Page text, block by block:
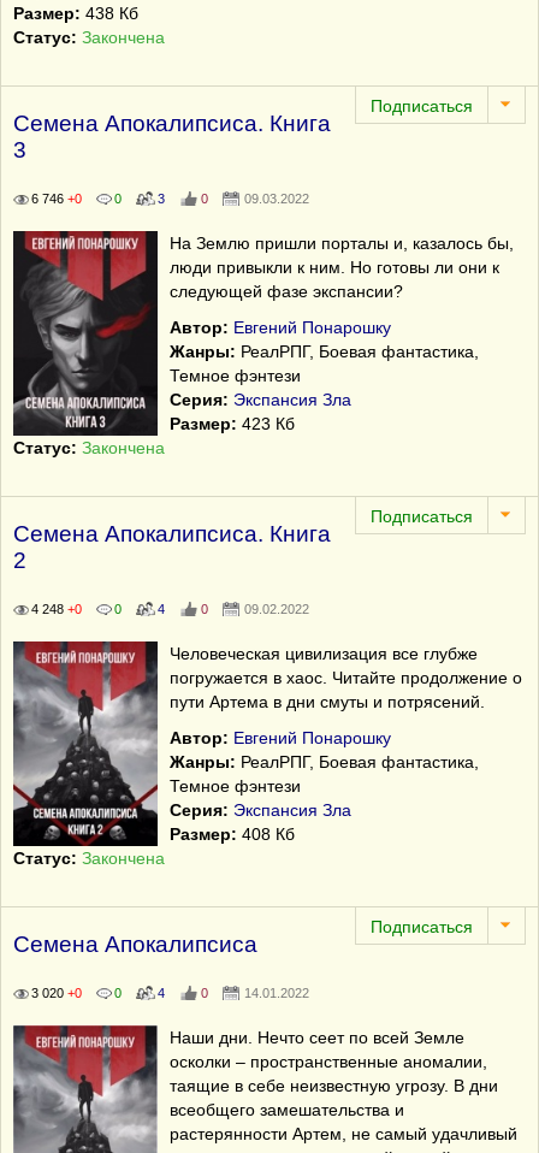
Размер: 438 Кб
Статус: Закончена
Семена Апокалипсиса. Книга
3
6 746 +0 0 3 0 09.03.2022
На Землю пришли порталы и, казалось бы,
люди привыкли к ним. Но готовы ли они к
следующей фазе экспансии?
Автор: Евгений Понарошку
Жанры: РеалРПГ, Боевая фантастика,
Темное фэнтези
Серия: Экспансия Зла
Размер: 423 Кб
Статус: Закончена
Семена Апокалипсиса. Книга
2
4 248 +0 0 4 0 09.02.2022
Человеческая цивилизация все глубже
погружается в хаос. Читайте продолжение о
пути Артема в дни смуты и потрясений.
Автор: Евгений Понарошку
Жанры: РеалРПГ, Боевая фантастика,
Темное фэнтези
Серия: Экспансия Зла
Размер: 408 Кб
Статус: Закончена
Семена Апокалипсиса
3 020 +0 0 4 0 14.01.2022
Наши дни. Нечто сеет по всей Земле
осколки – пространственные аномалии,
таящие в себе неизвестную угрозу. В дни
всеобщего замешательства и
растерянности Артем, не самый удачливый